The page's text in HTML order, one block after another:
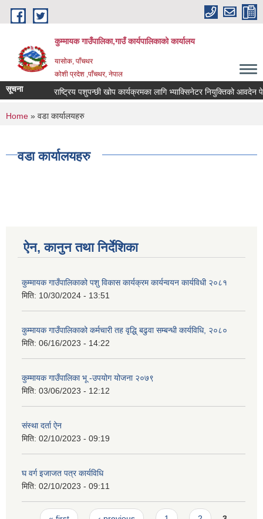
Skip to main content
कुम्मायक गाउँपालिका,गाउँ कार्यपालिकाको कार्यालय
यासोक, पाँचथर
कोशी प्रदेश ,पाँचथर, नेपाल
सूचना राष्ट्रिय पशुपन्छी खोप कार्यक्रमका लागि भ्याक्सिनेटर नियुक्तिको आवदेन पेश
You are here
Home » वडा कार्यालयहरु
वडा कार्यालयहरु
ऐन, कानुन तथा निर्देशिका
कुम्मायक गाउँपालिकाको पशु विकास कार्यक्रम कार्यन्वयन कार्यविधी २०८१
मिति: 10/30/2024 - 13:51
कुम्मायक गाउँपालिकाको कर्मचारी तह वृद्धि् बढुवा सम्बन्धी कार्यविधि, २०८०
मिति: 06/16/2023 - 14:22
कुम्मायक गाउँपालिका भू -उपयोग योजना २०७९
मिति: 03/06/2023 - 12:12
संस्था दर्ता ऐन
मिति: 02/10/2023 - 09:19
घ वर्ग इजाजत पत्र कार्यविधि
मिति: 02/10/2023 - 09:11